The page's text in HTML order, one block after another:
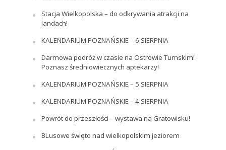
Stacja Wielkopolska – do odkrywania atrakcji na
landach!
KALENDARIUM POZNAŃSKIE – 6 SIERPNIA
Darmowa podróż w czasie na Ostrowie Tumskim!
Poznasz średniowiecznych aptekarzy!
KALENDARIUM POZNAŃSKIE – 5 SIERPNIA
KALENDARIUM POZNAŃSKIE – 4 SIERPNIA
Powrót do przeszłości – wystawa na Gratowisku!
BLusowe święto nad wielkopolskim jeziorem